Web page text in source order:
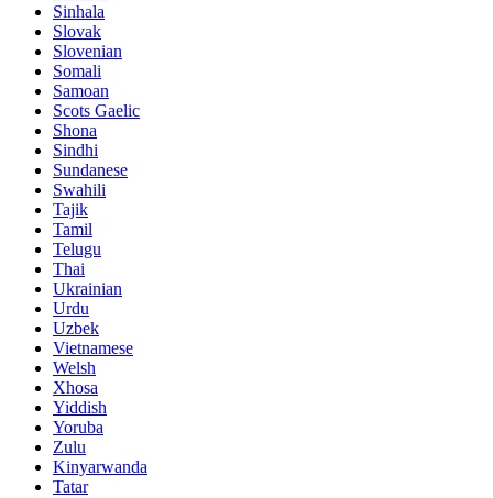
Sinhala
Slovak
Slovenian
Somali
Samoan
Scots Gaelic
Shona
Sindhi
Sundanese
Swahili
Tajik
Tamil
Telugu
Thai
Ukrainian
Urdu
Uzbek
Vietnamese
Welsh
Xhosa
Yiddish
Yoruba
Zulu
Kinyarwanda
Tatar